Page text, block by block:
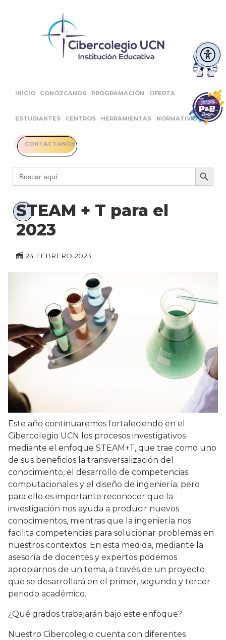
INICIO CONÓZCANOS PROGRAMACIÓN OFERTA
ESTUDIANTES CENTROS HERRAMIENTAS NORMATIVIDAD
CONTÁCTANOS
Buscar: Botón
STEAM + T para el
2023
24 FEBRERO 2023
Este año continuaremos fortaleciendo en el
Cibercolegio UCN los procesos investigativos
mediante el enfoque STEAM+T, que trae como uno
de sus beneficios la transversalización del
conocimiento, el desarrollo de competencias
computacionales y el diseño de ingeniería; pero
para ello es importante reconocer que la
investigación nos ayuda a producir nuevos
conocimientos, mientras que la ingeniería nos
facilita competencias para solucionar problemas en
nuestros contextos. En esta medida, mediante la
asesoría de docentes y expertos podemos
apropiarnos de un tema, a través de un proyecto
que se desarrollará en el primer, segundo y tercer
periodo académico.
¿Qué grados trabajarán bajo este enfoque?
Nuestro Cibercolegio cuenta con diferentes